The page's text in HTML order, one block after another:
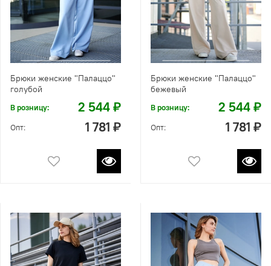
Брюки женские "Палаццо"
голубой
В розницу: 2 544 ₽
Опт: 1 781 ₽
Брюки женские "Палаццо"
бежевый
В розницу: 2 544 ₽
Опт: 1 781 ₽